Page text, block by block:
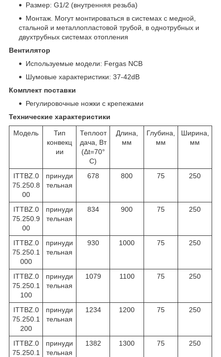
Размер: G1/2 (внутренняя резьба)
Монтаж. Могут монтироваться в системах с медной,
стальной и металлопластовой трубой, в однотрубных и
двухтрубных системах отопления
Вентилятор
Используемые модели: Fergas NCB
Шумовые характеристики: 37-42dB
Комплект поставки
Регулировочные ножки с крепежами
Технические характеристики
Модель
Тип
конвекц
ии
Теплоот
дача, Вт
(Δt=70°
C)
Длина,
мм
Глубина,
мм
Ширина,
мм
ITTBZ.0
75.250.8
00
принуди
тельная
678 800 75 250
ITTBZ.0
75.250.9
00
принуди
тельная
834 900 75 250
ITTBZ.0
75.250.1
000
принуди
тельная
930 1000 75 250
ITTBZ.0
75.250.1
100
принуди
тельная
1079 1100 75 250
ITTBZ.0
75.250.1
200
принуди
тельная
1234 1200 75 250
ITTBZ.0
75.250.1
принуди
тельная
1382 1300 75 250